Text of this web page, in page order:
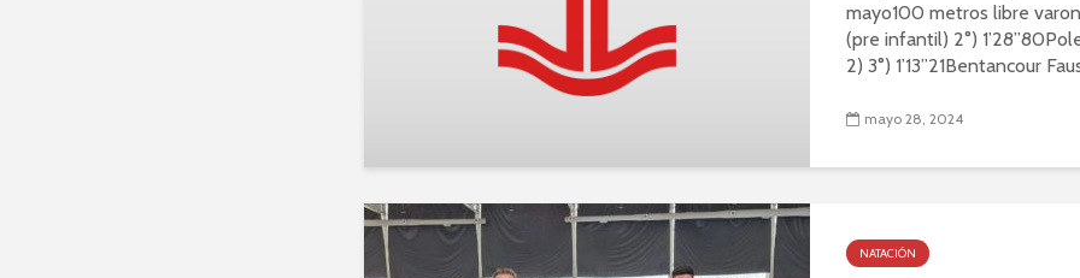
mayo100 metros libre
(pre infantil) 2°)
2) 3°) 1’13”21Bentancour
mayo 28, 2024
NATACIÓN